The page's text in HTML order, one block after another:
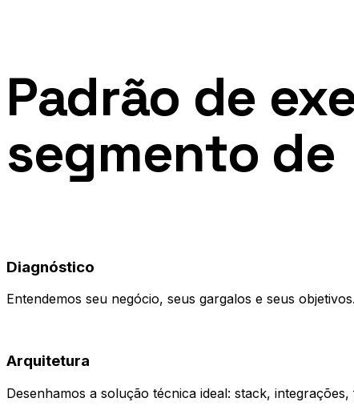
Padrão de
segmento de
Diagnóstico
Entendemos seu negócio, seus gargalos e seus
Arquitetura
Desenhamos a solução técnica ideal: stack,